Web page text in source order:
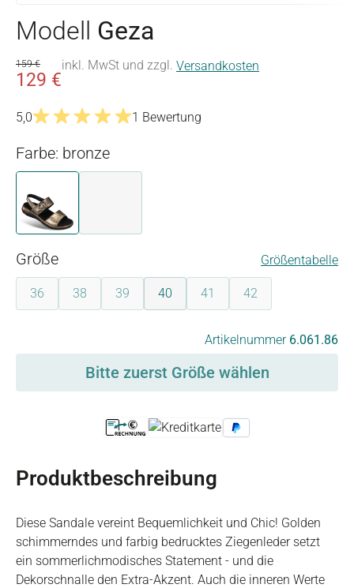
Modell Geza
129 €
159 € inkl. MwSt und zzgl. Versandkosten
5,0
1 Bewertung
Farbe: bronze
bronze
Größeauswählen Größentabelle
36(Diese Option ist zurzeit nicht verfügbar.)
38(Diese Option ist zurzeit nicht verfügbar.)
39(Diese Option ist zurzeit nicht verfügbar.)
40 41(Diese Option ist zurzeit nicht
42(Diese Option ist
Artikelnummer 6.061.86
Bitte zuerst Größe wählen
Produktbeschreibung
Diese Sandale vereint Bequemlichkeit und Chic! Golden
schimmerndes und farbig bedrucktes Ziegenleder setzt
ein sommerlichmodisches Statement - und die
Dekorschnalle den Extra-Akzent. Auch die inneren Werte